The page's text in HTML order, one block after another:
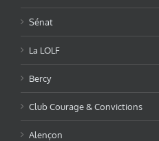
Sénat
La LOLF
Bercy
Club Courage & Convictions
Alençon